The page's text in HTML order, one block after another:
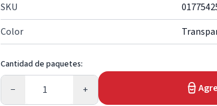
SKU
Color
Cantidad de paquetes:
−
Cantidad
+